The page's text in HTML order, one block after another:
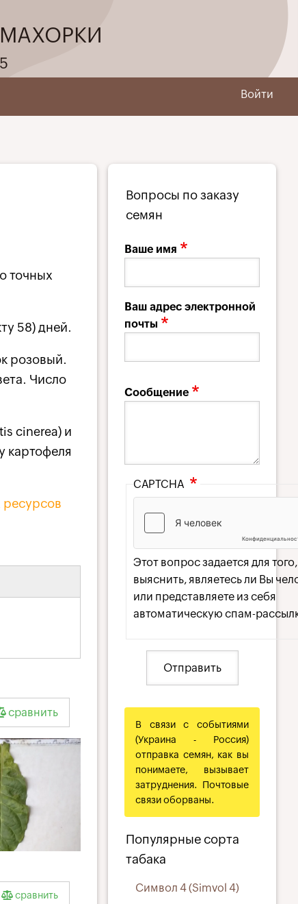
МАХОРКИ
Войти
точных
58) дней.
розовый.
Число
cinerea) и
картофеля
ресурсов
сравнить
сравнить
Вопросы по заказу
семян
Ваше имя
Ваш адрес электронной
почты
Сообщение
CAPTCHA
Этот вопрос задается для
выяснить, являетесь ли Вы
или представляете из себя
автоматическую спам-
В связи с событиями
(Украина - Россия)
отправка семян, как вы
понимаете, вызывает
затруднения. Почтовые
связи оборваны.
Популярные сорта
табака
Символ 4 (Simvol 4)